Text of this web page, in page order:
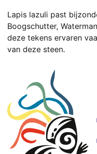
Lapis lazuli past
Boogschutter,
deze tekens ervaren
van deze steen.